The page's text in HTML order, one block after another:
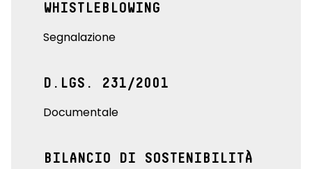
WHISTLEBLOWING
Segnalazione
D.LGS. 231/2001
Documentale
BILANCIO DI SOSTENIBILITÀ